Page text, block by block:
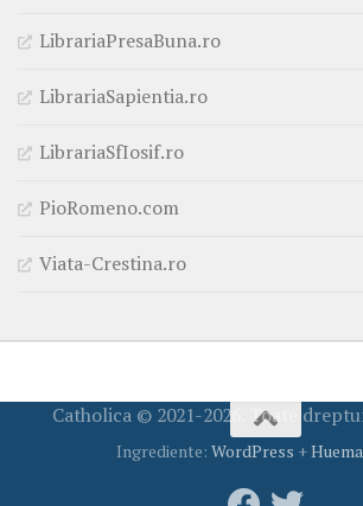
LibrariaPresaBuna.ro
LibrariaSapientia.ro
LibrariaSfIosif.ro
PioRomeno.com
Viata-Crestina.ro
Catholica © 2021-2026. Toate
Ingrediente: WordPress +